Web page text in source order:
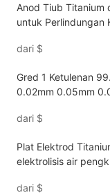
Anod Tiub Titanium
untuk Perlindungan
dari $
Gred 1 Ketulenan
0.02mm 0.05mm
dari $
Plat Elektrod
elektrolisis air
dari $